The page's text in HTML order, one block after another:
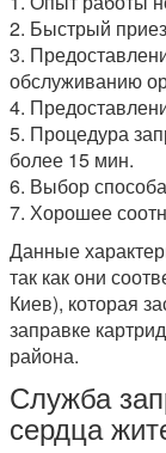
2. Быстрый
3.
обслуживанию
4.
5. Процедура
более 15 мин.
6. Выбор
7. Хорошее
Данные
так как они
Киев), которая
заправке
района.
Служба
сердца